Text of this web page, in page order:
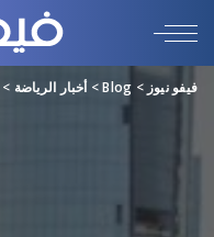
فيفو نيوز >
Blog
> أخبار الرياضة >